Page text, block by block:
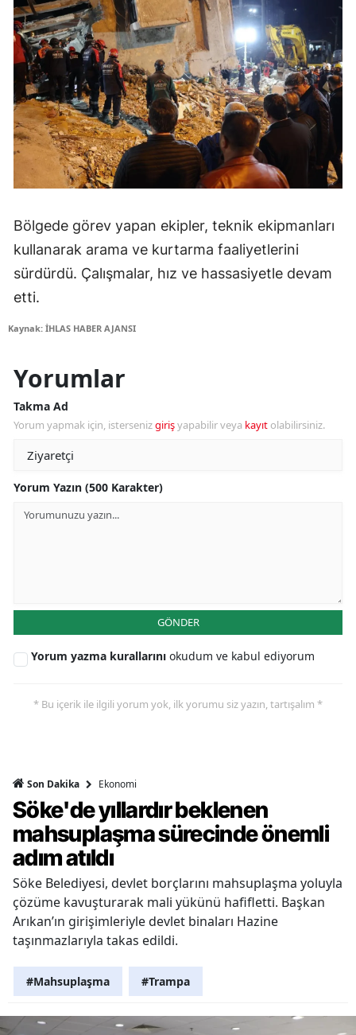
Bölgede görev yapan ekipler, teknik ekipmanları
kullanarak arama ve kurtarma faaliyetlerini
sürdürdü. Çalışmalar, hız ve hassasiyetle devam
etti.
Kaynak: İHLAS HABER AJANSI
Yorumlar
Takma Ad
Yorum yapmak için, istersenizgirişyapabilir veya kayıt olabilirsiniz.
Yorum Yazın (500 Karakter)
GÖNDER
Yorum yazma kurallarını okudum ve kabul ediyorum
* Bu içerik ile ilgili yorum yok, ilk yorumu siz yazın, tartışalım *
Son Dakika Ekonomi
Söke'de yıllardır beklenen
mahsuplaşma sürecinde önemli
adım atıldı
Söke Belediyesi, devlet borçlarını mahsuplaşma yoluyla
çözüme kavuşturarak mali yükünü hafifletti. Başkan
Arıkan’ın girişimleriyle devlet binaları Hazine
taşınmazlarıyla takas edildi.
#Mahsuplaşma #Trampa